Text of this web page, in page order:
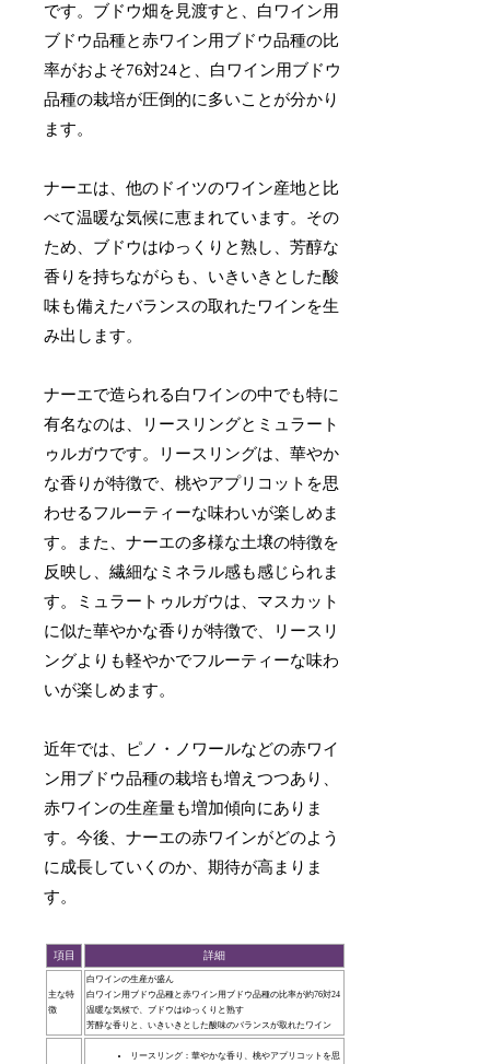
です。ブドウ畑を見渡すと、白ワイン用
ブドウ品種と赤ワイン用ブドウ品種の比
率がおよそ76対24と、白ワイン用ブドウ
品種の栽培が圧倒的に多いことが分かり
ます。
ナーエは、他のドイツのワイン産地と比
べて温暖な気候に恵まれています。その
ため、ブドウはゆっくりと熟し、芳醇な
香りを持ちながらも、いきいきとした酸
味も備えたバランスの取れたワインを生
み出します。
ナーエで造られる白ワインの中でも特に
有名なのは、リースリングとミュラート
ゥルガウです。リースリングは、華やか
な香りが特徴で、桃やアプリコットを思
わせるフルーティーな味わいが楽しめま
す。また、ナーエの多様な土壌の特徴を
反映し、繊細なミネラル感も感じられま
す。ミュラートゥルガウは、マスカット
に似た華やかな香りが特徴で、リースリ
ングよりも軽やかでフルーティーな味わ
いが楽しめます。
近年では、ピノ・ノワールなどの赤ワイ
ン用ブドウ品種の栽培も増えつつあり、
赤ワインの生産量も増加傾向にありま
す。今後、ナーエの赤ワインがどのよう
に成長していくのか、期待が高まりま
す。
項目 詳細
主な特
徴
白ワインの生産が盛ん
白ワイン用ブドウ品種と赤ワイン用ブドウ品種の比率が約76対24
温暖な気候で、ブドウはゆっくりと熟す
芳醇な香りと、いきいきとした酸味のバランスが取れたワイン
リースリング：華やかな香り、桃やアプリコットを思